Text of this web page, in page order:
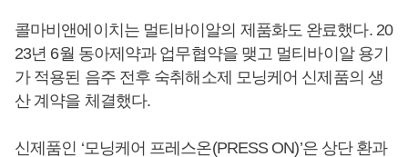
콜마비앤에이치는 멀티바이알의 제품화도 완료했다. 20
23년 6월 동아제약과 업무협약을 맺고 멀티바이알 용기
가 적용된 음주 전후 숙취해소제 모닝케어 신제품의 생
산 계약을 체결했다.
신제품인 ‘모닝케어 프레스온(PRESS ON)’은 상단 환과